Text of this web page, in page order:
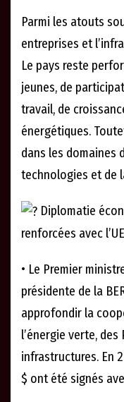
Parmi les atouts
entreprises et
Le pays reste
jeunes, de
travail, de
énergétiques.
dans les domaines
technologies et de
Diplomatie
renforcées avec
• Le Premier
présidente de la
approfondir la
l’énergie verte, des
infrastructures. En
$ ont été signés